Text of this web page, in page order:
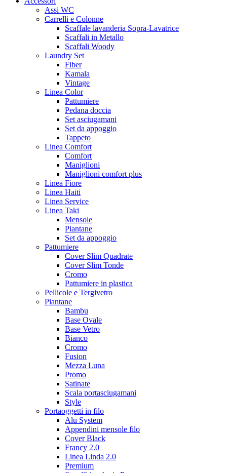
Assi WC
Carrelli e Colonne
Scaffale lavanderia Sopra-Lavatrice
Scaffali in Metallo
Scaffali Woody
Laundry Set
Fiber
Kamala
Vintage
Linea Color
Pattumiere
Pedana doccia
Set asciugamani
Set da appoggio
Tappeto
Linea Comfort
Comfort
Maniglioni
Maniglioni comfort plus
Linea Fiore
Linea Haiti
Linea Service
Linea Taki
Mensole
Piantane
Set da appoggio
Pattumiere
Cover Slim Quadrate
Cover Slim Tonde
Cromo
Pattumiere in plastica
Pellicole e Tergivetro
Piantane
Bambu
Base Ovale
Base Vetro
Bianco
Cromo
Fusion
Mezza Luna
Promo
Satinate
Scala portasciugamani
Style
Portaoggetti in filo
Alu System
Appendini mensole filo
Cover Black
Francy 2.0
Linea Linda 2.0
Premium